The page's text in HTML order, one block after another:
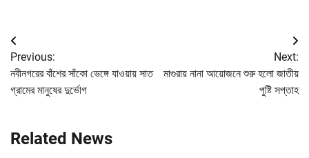
Post
navigation
Previous:
নবীনগরের বাঁশের সাঁকো ভেঙ্গে যাওয়ায় সাত
গ্রামের মানুষের দুর্ভোগ
Next:
মাগুরায় নানা আয়োজনে শুরু হলো জাতীয়
পুষ্টি সপ্তাহ
Related News